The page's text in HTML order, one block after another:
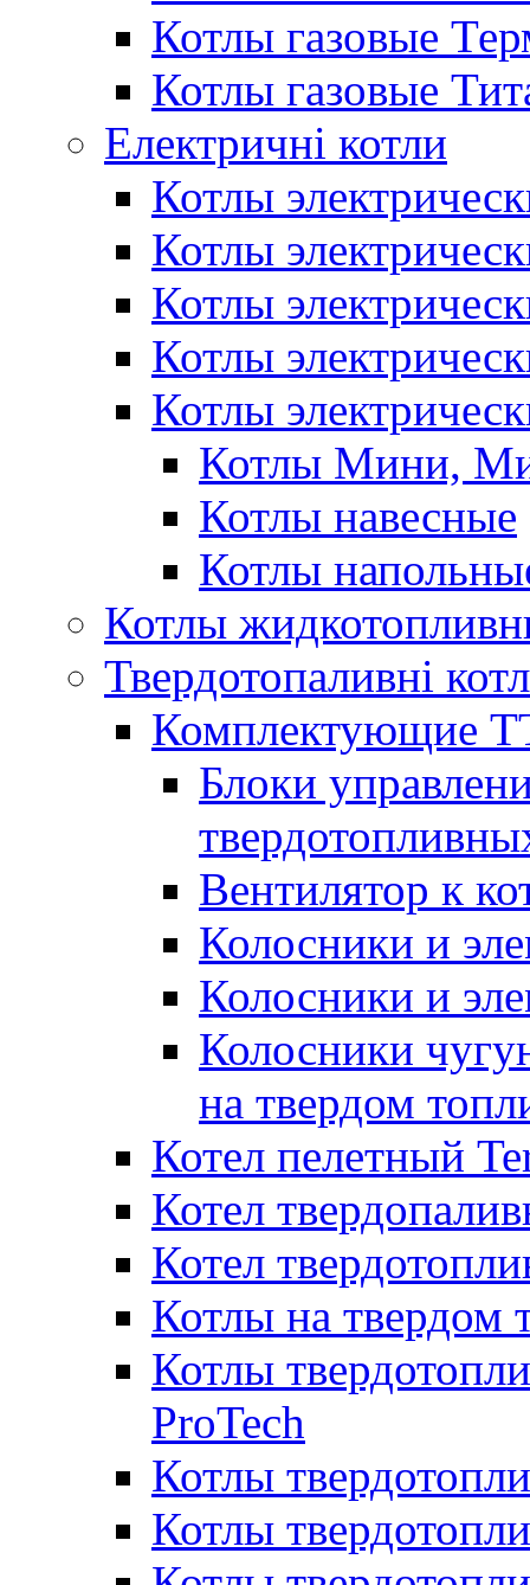
Котлы газовые
Котлы газовые
Електричні котли
Котлы
Котлы
Котлы
Котлы
Котлы
Котлы Мини,
Котлы навесные
Котлы
Котлы
Твердотопаливні
Комплектующие
Блоки
Вентилятор к
Колосники и
Колосники и
Колосники
на твердом
Котел пелетный
Котел
Котел
Котлы на твердом
Котлы
ProTech
Котлы
Котлы